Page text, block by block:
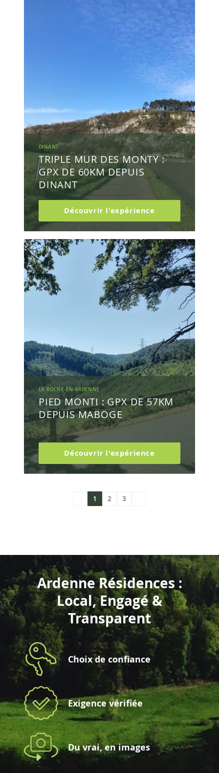
DINANT
TRIPLE MUR DES MONTY :
GPX DE 60KM DEPUIS
DINANT
Découvrir l'expérience
LA ROCHE-EN-ARDENNE
PIED MONTI : GPX DE 57KM
DEPUIS MABOGE
Découvrir l'expérience
1 2 3
Ardenne Résidences :
Local, Engagé &
Transparent
Choix de confiance
Exigence vérifiée
Du vrai, en images